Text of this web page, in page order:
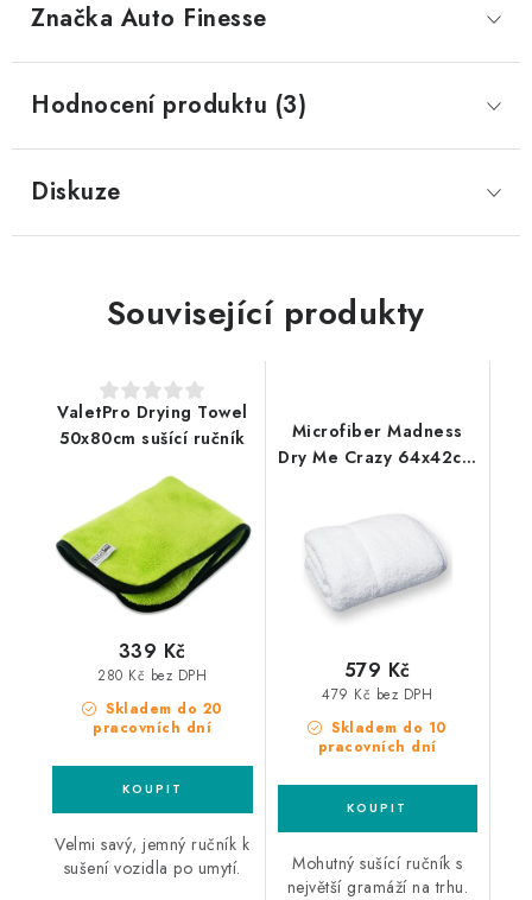
Značka Auto Finesse
Hodnocení produktu (3)
Diskuze
Související produkty
ValetPro Drying Towel
50x80cm sušící ručník
Skladem do 20
pracovních dní
280 Kč bez DPH
339 Kč
Velmi savý, jemný ručník k
sušení vozidla po umytí.
Microfiber Madness
Dry Me Crazy 64x42cm
Skladem do 10
pracovních dní
479 Kč bez DPH
579 Kč
Mohutný sušící ručník s
největší gramáží na trhu.